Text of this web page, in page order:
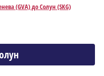
(GVA) до Солун (SKG)